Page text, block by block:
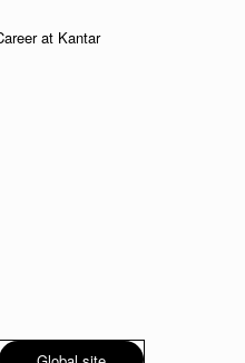
at Kantar